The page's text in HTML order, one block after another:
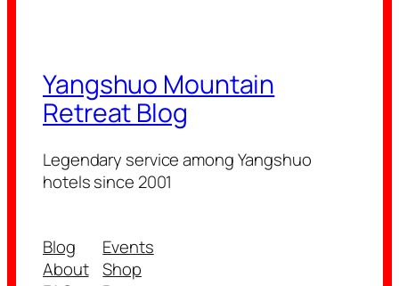
Yangshuo Mountain
Retreat Blog
Legendary service among Yangshuo
hotels since 2001
Blog
About
Events
Shop